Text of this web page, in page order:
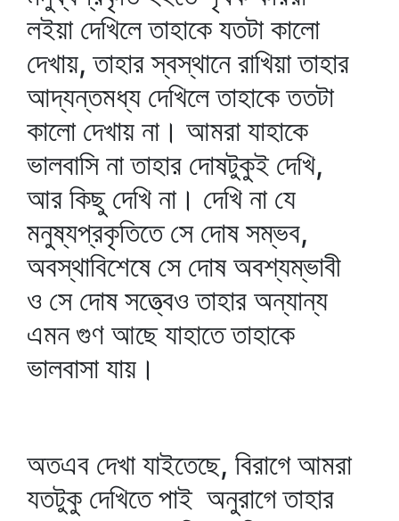
লইয়া দেখিলে তাহাকে যতটা কালো
দেখায়, তাহার স্বস্থানে রাখিয়া তাহার
আদ্যন্তমধ্য দেখিলে তাহাকে ততটা
কালো দেখায় না। আমরা যাহাকে
ভালবাসি না তাহার দোষটুকুই দেখি,
আর কিছু দেখি না। দেখি না যে
মনুষ্যপ্রকৃতিতে সে দোষ সম্ভব,
অবস্থাবিশেষে সে দোষ অবশ্যম্ভাবী
ও সে দোষ সত্ত্বেও তাহার অন্যান্য
এমন গুণ আছে যাহাতে তাহাকে
ভালবাসা যায়।
অতএব দেখা যাইতেছে, বিরাগে আমরা
যতটুকু দেখিতে পাই অনুরাগে তাহার